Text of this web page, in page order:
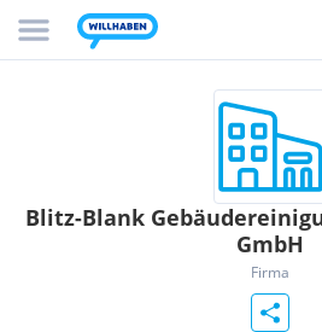
Blitz-Blank
GmbH
Firma